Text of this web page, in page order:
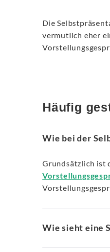
Die
vermutlich eher
Häufig
Wie bei der
Grundsätzlich ist
Wie sieht eine